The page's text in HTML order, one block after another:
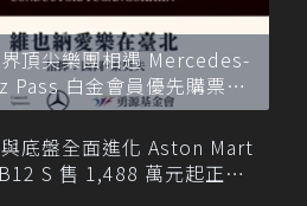
頂尖樂團相遇 Mercedes-
Pass 白金會員優先購票維
樂
底盤全面進化 Aston Mart
S 售 1,488 萬元起正式